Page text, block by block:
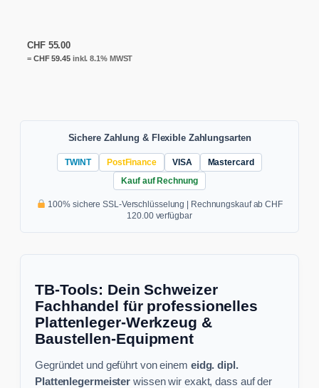
CHF55.00
= CHF59.45inkl. 8.1% MWST
Sichere Zahlung & Flexible Zahlungsarten
TWINT PostFinance VISA
Mastercard
Kauf auf Rechnung
100% sichere SSL-Verschlüsselung | Rechnungskauf ab CHF
120.00 verfügbar
TB-Tools: Dein Schweizer
Fachhandel für professionelles
Plattenleger-Werkzeug &
Baustellen-Equipment
Gegründet und geführt von einem eidg. dipl.
Plattenlegermeister wissen wir exakt, dass auf der